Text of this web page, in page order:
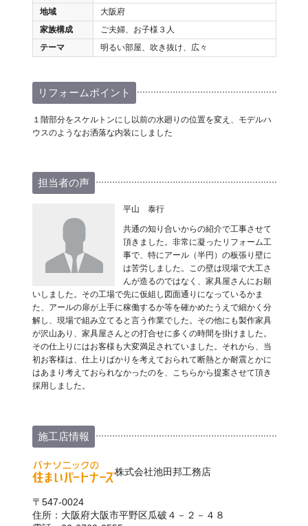
地域
大阪府
家族構成
ご夫婦、お子様３人
テーマ
明るい部屋、吹き抜け、広々
リフォームポイント
１階部分をスケルトンにし以前の水廻りの位置を変え、モデルハ
ウスのようなお洒落な内装にしました
担当者の声
平山 泰行
共通の知り合いからの紹介で工事させて
頂きました。非常に凝ったリフォーム工
事で、特にアール（半円）の板張り壁に
は苦労しました。この壁は現場で大工さ
んが造るのではなく、家具屋さんにお願
いしました。その工場で先に仮組し図面通りになっているかま
た、アールの扉が上手に稼働するか等を確かめたうえで細かく分
解し、現場で組み立てると言う作業でした。その他にも製作家具
が沢山あり、家具屋さんとの打合せに多くの時間を掛けました。
その仕上りにはお客様も大変満足されていました。それから、当
初お客様は、仕上りばかりを考えておられて断熱とか耐震とかに
はあまり考えておられなかったのを、こちらから提案させて頂き
採用しました。
施工店情報
株式会社池田邦工務店
〒547-0024
住所：大阪府大阪市平野区瓜破４－２－４８